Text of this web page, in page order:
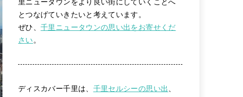
里ニュータウンをより良い街にしていくことへ
とつなげていきたいと考えています。
ぜひ、千里ニュータウンの思い出をお寄せくだ
さい 。
ディスカバー千里は、 千里セルシーの思い出 、